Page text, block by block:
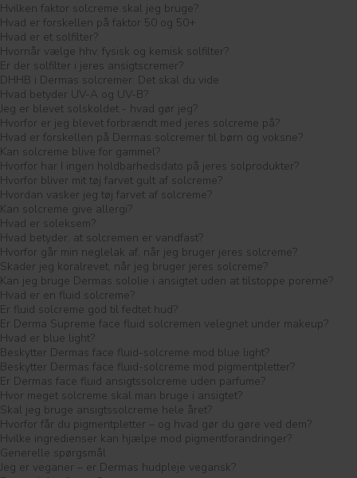
Hvilken faktor solcreme skal jeg bruge?
Hvad er forskellen på faktor 50 og 50+
Hvad er et solfilter?
Hvornår vælge hhv. fysisk og kemisk solfilter?
Er der solfilter i jeres ansigtscremer?
DHHB i Dermas solcremer: Det skal du vide
Hvad betyder UV-A og UV-B?
Jeg er blevet solskoldet - hvad gør jeg?
Hvorfor er jeg blevet forbrændt med jeres solcreme på?
Hvad er forskellen på Dermas solcremer til børn og voksne?
Kan solcreme blive for gammel?
Hvorfor har I ingen holdbarhedsdato på jeres solprodukter?
Hvorfor bliver mit tøj farvet gult af solcreme?
Hvordan vasker jeg tøj farvet af solcreme?
Kan solcreme give allergi?
Hvad er soleksem?
Hvad betyder, at solcremen er vandfast?
Hvorfor går min neglelak af, når jeg bruger jeres solcreme?
Skader jeg koralrevet, når jeg bruger jeres solcreme?
Kan jeg bruge Dermas sololie i ansigtet uden at tilstoppe porerne?
Hvad er en fluid solcreme?
Er fluid solcreme god til fedtet hud?
Er Derma Supreme face fluid solcremen velegnet under makeup?
Hvad er blue light?
Beskytter Dermas face fluid-solcreme mod blue light?
Beskytter Dermas face fluid-solcreme mod pigmentpletter?
Er Dermas face fluid ansigtssolcreme uden parfume?
Hvor meget solcreme skal man bruge i ansigtet?
Skal jeg bruge ansigtssolcreme hele året?
Hvorfor får du pigmentpletter – og hvad gør du gøre ved dem?
Hvilke ingredienser kan hjælpe mod pigmentforandringer?
Generelle spørgsmål
Jeg er veganer – er Dermas hudpleje vegansk?